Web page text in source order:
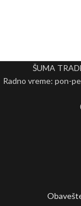
ŠUMA
Radno vreme: pon-